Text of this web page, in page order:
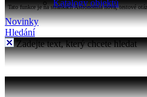
Katalogy objektů
Tato funkce je na stránkách Astronomia nová, testové
Novinky
Hledání
Zadejte text, který chcete hledat